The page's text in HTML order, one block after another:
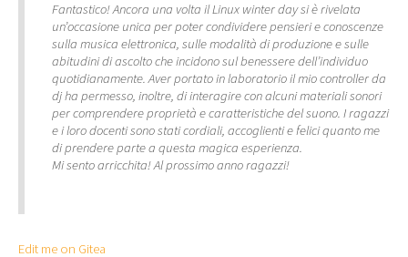
Fantastico! Ancora una volta il Linux winter day si è rivelata
un’occasione unica per poter condividere pensieri e conoscenze
sulla musica elettronica, sulle modalità di produzione e sulle
abitudini di ascolto che incidono sul benessere dell’individuo
quotidianamente. Aver portato in laboratorio il mio controller da
dj ha permesso, inoltre, di interagire con alcuni materiali sonori
per comprendere proprietà e caratteristiche del suono. I ragazzi
e i loro docenti sono stati cordiali, accoglienti e felici quanto me
di prendere parte a questa magica esperienza.
Mi sento arricchita! Al prossimo anno ragazzi!
Edit me on Gitea